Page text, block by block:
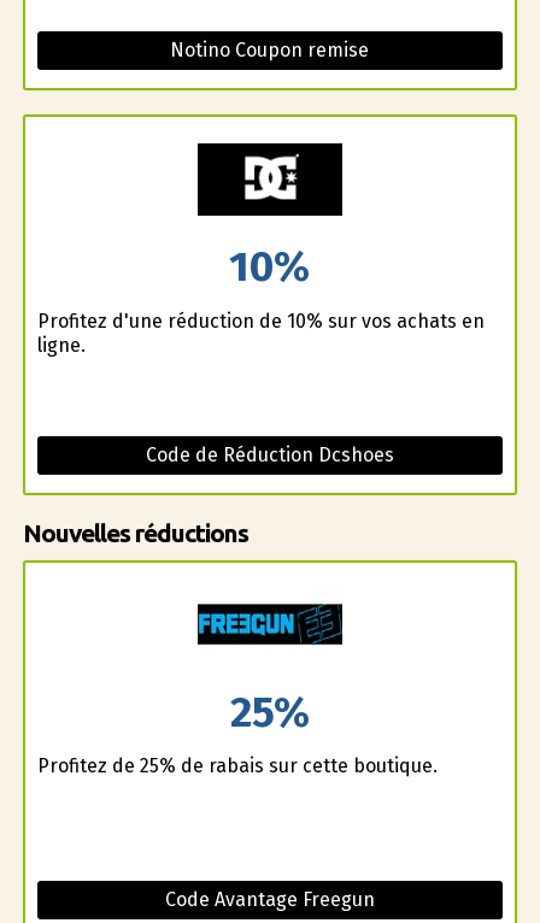
Notino Coupon remise
10%
Profitez d'une réduction de 10% sur vos achats en
ligne.
Code de Réduction Dcshoes
Nouvelles réductions
25%
Profitez de 25% de rabais sur cette boutique.
Code Avantage Freegun